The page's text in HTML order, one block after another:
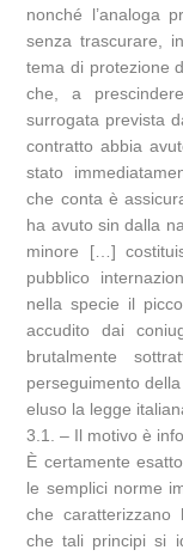
nonché l’analoga
senza trascurare,
tema di protezione
che, a
surrogata prevista
contratto abbia
stato
che conta è
ha avuto sin dalla
minore […]
pubblico
nella specie il
accudito dai
brutalmente
perseguimento
eluso la legge
3.1. – Il motivo è
È certamente
le semplici norme
che caratterizzano
che tali principi si